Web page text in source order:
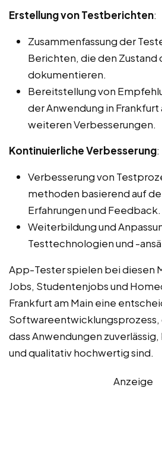
Erstellung von Testberichten:
Zusammenfassung der
Berichten, die den Zustand
dokumentieren.
Bereitstellung von
der Anwendung in Frankfurt
weiteren Verbesserungen.
Kontinuierliche Verbesserung:
Verbesserung von
methoden basierend auf
Erfahrungen und Feedback.
Weiterbildung und
Testtechnologien und -
App-Tester spielen bei diesen
Jobs, Studentenjobs und
Frankfurt am Main eine
Softwareentwicklungsprozess,
dass Anwendungen
und qualitativ hochwertig sind.
Anzeige